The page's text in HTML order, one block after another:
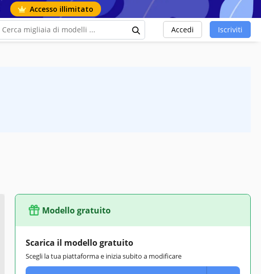
Accesso illimitato
Accedi Iscriviti
Modello gratuito
Scarica il modello gratuito
Scegli la tua piattaforma e inizia subito a modificare